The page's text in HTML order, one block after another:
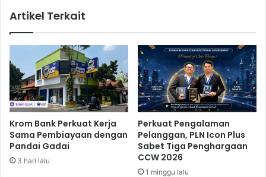
i
g
g
u
a
m
u
d
i
D
i
a
Artikel Terkait
Krom Bank Perkuat Kerja
Sama Pembiayaan dengan
Pandai Gadai
3 hari lalu
Perkuat Pengalaman
Pelanggan, PLN Icon Plus
Sabet Tiga Penghargaan
CCW 2026
1 minggu lalu